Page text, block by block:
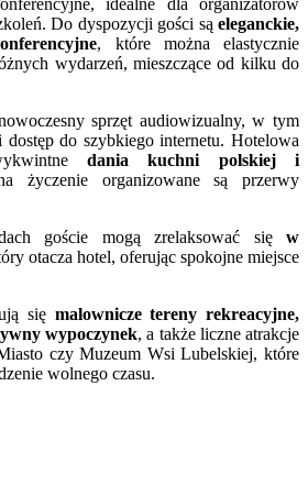
Do dyspozycji gości są eleganckie,
, które można elastycznie
wydarzeń, mieszczące od kilku do
sprzęt audiowizualny, w tym
dostęp do szybkiego internetu. Hotelowa
dania kuchni polskiej i
życzenie organizowane są przerwy
goście mogą zrelaksować się w
otacza hotel, oferując spokojne miejsce
się malownicze tereny rekreacyjne,
wypoczynek, a także liczne atrakcje
czy Muzeum Wsi Lubelskiej, które
wolnego czasu.